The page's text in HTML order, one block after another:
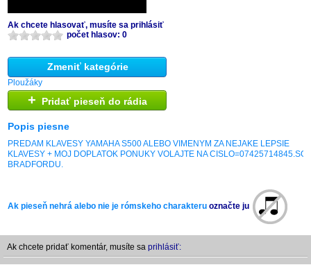
Ak chcete hlasovať, musíte sa prihlásiť
počet hlasov: 0
Zmeniť kategórie
Ploužáky
+ Pridať pieseň do rádia
Popis piesne
PREDAM KLAVESY YAMAHA S500 ALEBO VIMENYM ZA NEJAKE LEPSIE
KLAVESY + MOJ DOPLATOK PONUKY VOLAJTE NA
BRADFORDU.
Ak pieseň nehrá alebo nie je rómskeho charakteru označte ju
Ak chcete pridať komentár, musíte sa prihlásiť: